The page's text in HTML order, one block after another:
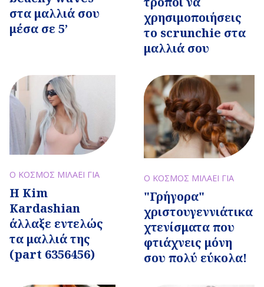
στα μαλλιά σου
μέσα σε 5’
χρησιμοποιήσεις
το scrunchie στα
μαλλιά σου
Ο ΚΟΣΜΟΣ ΜΙΛΑΕΙ ΓΙΑ
Η Κim
Kardashian
άλλαξε εντελώς
τα μαλλιά της
(part 6356456)
Ο ΚΟΣΜΟΣ ΜΙΛΑΕΙ ΓΙΑ
"Γρήγορα"
χριστουγεννιάτικα
χτενίσματα που
φτιάχνεις μόνη
σου πολύ εύκολα!